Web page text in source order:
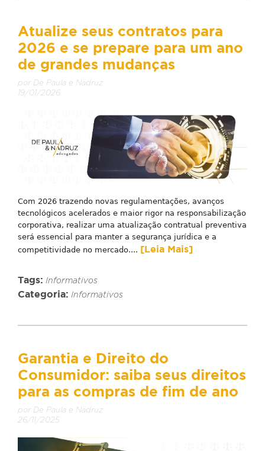
Atualize seus contratos para
2026 e se prepare para um ano
de grandes mudanças
por De Paula e Nadruz
19/01/2026
Com 2026 trazendo novas regulamentações, avanços
tecnológicos acelerados e maior rigor na responsabilização
corporativa, realizar uma atualização contratual preventiva
será essencial para manter a segurança jurídica e a
competitividade no mercado.... [Leia Mais]
Tags: Informativos
Categoria: Informativos
Garantia e Direito do
Consumidor: saiba seus direitos
para as compras de fim de ano
por De Paula e Nadruz
26/11/2025